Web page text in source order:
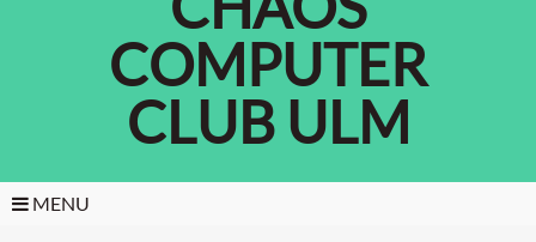
COMPUTER
CLUB ULM
MENU